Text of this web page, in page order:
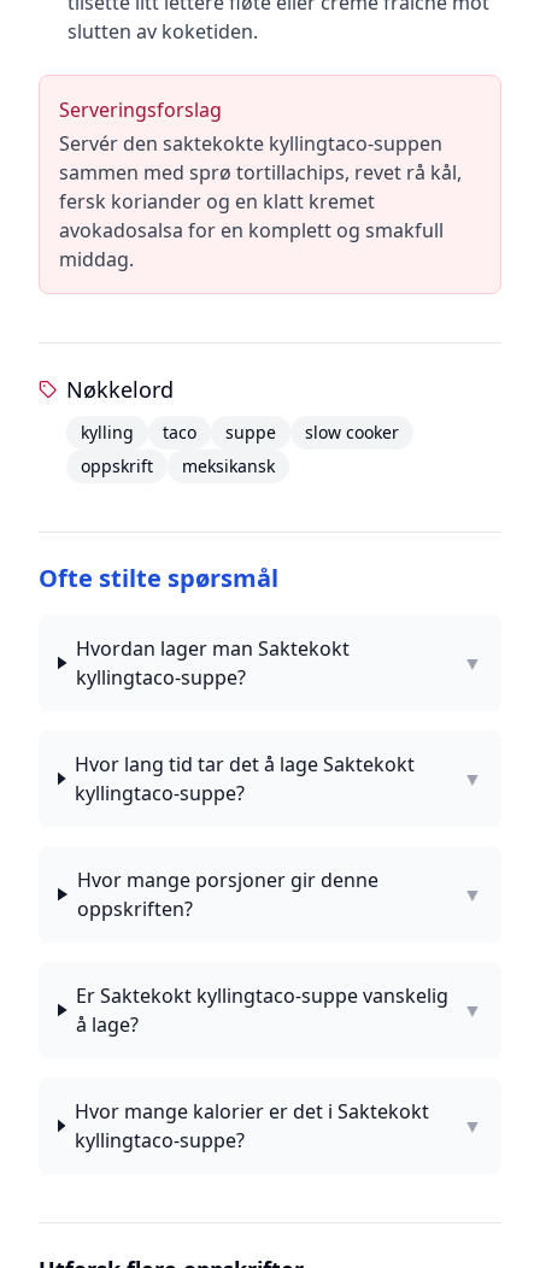
slutten av koketiden.
Serveringsforslag
Servér den saktekokte kyllingtaco-suppen
sammen med sprø tortillachips, revet rå kål,
fersk koriander og en klatt kremet
avokadosalsa for en komplett og smakfull
middag.
Nøkkelord
kylling taco suppe
slow cooker
oppskrift
meksikansk
Ofte stilte spørsmål
Hvordan lager man Saktekokt
kyllingtaco-suppe?
▼
Hvor lang tid tar det å lage Saktekokt
kyllingtaco-suppe?
▼
Hvor mange porsjoner gir denne
oppskriften?
▼
Er Saktekokt kyllingtaco-suppe vanskelig
å lage?
▼
Hvor mange kalorier er det i Saktekokt
kyllingtaco-suppe?
▼